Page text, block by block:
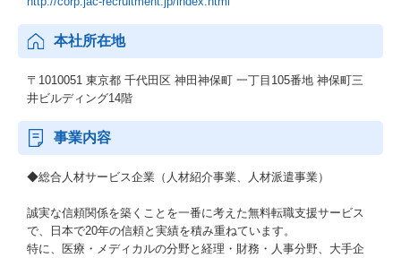
本社所在地
〒1010051 東京都 千代田区 神田神保町 一丁目105番地 神保町三
井ビルディング14階
事業内容
◆総合人材サービス企業（人材紹介事業、人材派遣事業）
誠実な信頼関係を築くことを一番に考えた無料転職支援サービス
で、日本で20年の信頼と実績を積み重ねています。
特に、医療・メディカルの分野と経理・財務・人事分野、大手企